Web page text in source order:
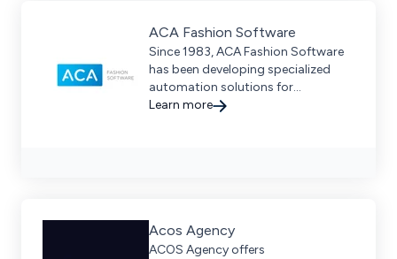
ACA Fashion Software
Since 1983, ACA Fashion Software
has been developing specialized
automation solutions for
businesses operating in the fashion
Learn more
Acos Agency
ACOS Agency offers